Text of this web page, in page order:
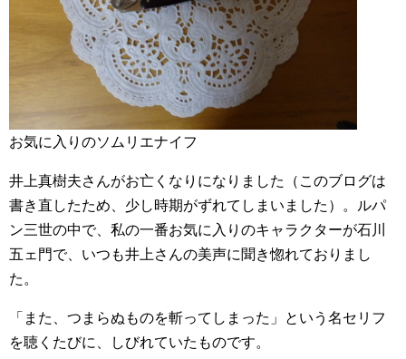
お気に入りのソムリエナイフ
井上真樹夫さんがお亡くなりになりました（このブログは
書き直したため、少し時期がずれてしまいました）。ルパ
ン三世の中で、私の一番お気に入りのキャラクターが石川
五ェ門で、いつも井上さんの美声に聞き惚れておりまし
た。
「また、つまらぬものを斬ってしまった」という名セリフ
を聴くたびに、しびれていたものです。